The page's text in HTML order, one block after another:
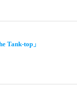
Tank-top」